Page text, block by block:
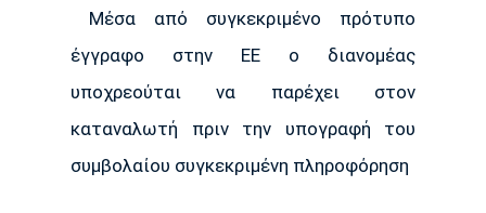
Μέσα από συγκεκριμένο πρότυπο
έγγραφο στην ΕΕ ο διανομέας
υποχρεούται να παρέχει στον
καταναλωτή πριν την υπογραφή του
συμβολαίου συγκεκριμένη πληροφόρηση